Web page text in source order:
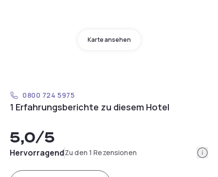
Karte ansehen
0800 724 5975
1 Erfahrungsberichte zu diesem Hotel
5,0/5
HervorragendZu den 1 Rezensionen